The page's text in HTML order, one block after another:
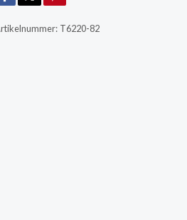
T6220-82